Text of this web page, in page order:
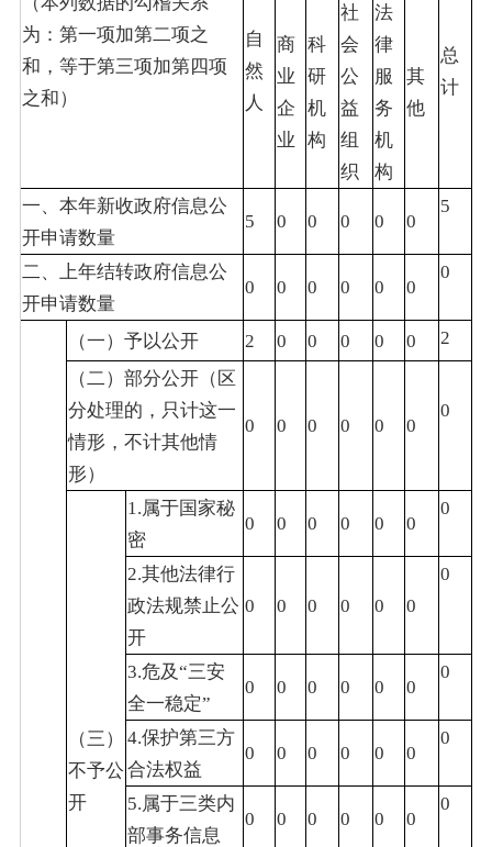
为：第一项加第二项之
和，等于第三项加第四项
之和）
自
然
人
总
计
商
业
企
业
科
研
机
构
社
会
公
益
组
织
法
律
服
务
机
构
其
他
一、本年新收政府信息公
开申请数量
5 0 0 0 0 0
5
二、上年结转政府信息公
开申请数量
0 0 0 0 0 0
0
（一）予以公开 2 0 0 0 0 0
2
（二）部分公开（区
分处理的，只计这一
情形，不计其他情
形）
0 0 0 0 0 0
0
（三）
不予公
开
1.属于国家秘
密
0 0 0 0 0 0
0
2.其他法律行
政法规禁止公
开
0 0 0 0 0 0
0
3.危及“三安
全一稳定”
0 0 0 0 0 0
0
4.保护第三方
合法权益
0 0 0 0 0 0
0
5.属于三类内
部事务信息
0 0 0 0 0 0
0